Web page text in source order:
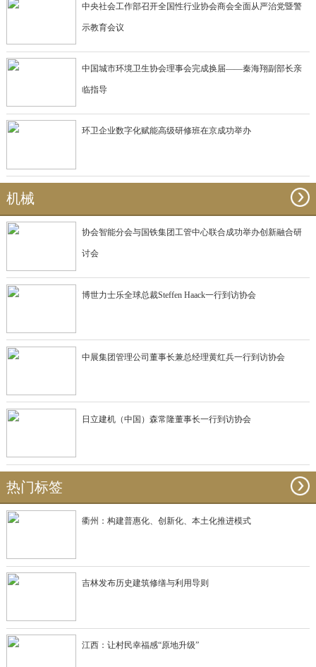
中央社会工作部召开全国性行业协会商会全面从严治党暨警
示教育会议
中国城市环境卫生协会理事会完成换届——秦海翔副部长亲
临指导
环卫企业数字化赋能高级研修班在京成功举办
机械
协会智能分会与国铁集团工管中心联合成功举办创新融合研
讨会
博世力士乐全球总裁Steffen Haack一行到访协会
中展集团管理公司董事长兼总经理黄红兵一行到访协会
日立建机（中国）森常隆董事长一行到访协会
热门标签
衢州：构建普惠化、创新化、本土化推进模式
吉林发布历史建筑修缮与利用导则
江西：让村民幸福感“原地升级”